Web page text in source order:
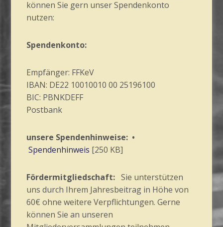
können Sie gern unser Spendenkonto
nutzen:
Spendenkonto:
Empfänger: FFKeV
IBAN: DE22 10010010 00 25196100
BIC: PBNKDEFF
Postbank
unsere Spendenhinweise: •
Spendenhinweis [250 KB]
Fördermitgliedschaft: Sie unterstützen
uns durch Ihrem Jahresbeitrag in Höhe von
60€ ohne weitere Verpflichtungen. Gerne
können Sie an unseren